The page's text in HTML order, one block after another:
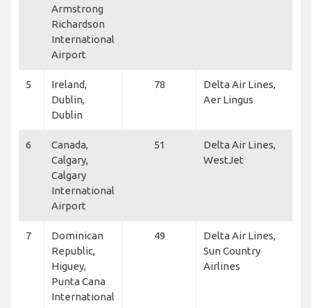
Armstrong
Richardson
International
Airport
5
Ireland,
Dublin,
Dublin
78
Delta Air Lines,
Aer Lingus
6
Canada,
Calgary,
Calgary
International
Airport
51
Delta Air Lines,
WestJet
7
Dominican
Republic,
Higuey,
Punta Cana
International
49
Delta Air Lines,
Sun Country
Airlines